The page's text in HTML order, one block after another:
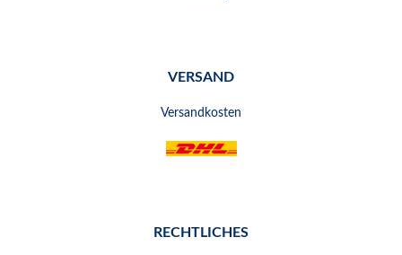
VERSAND
Versandkosten
RECHTLICHES